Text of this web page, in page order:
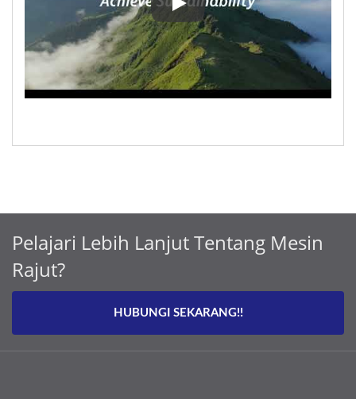
2023 ITMA X TAIWAN Mesin
Pelajari Lebih Lanjut Tentang Mesin
Rajut?
HUBUNGI SEKARANG!!